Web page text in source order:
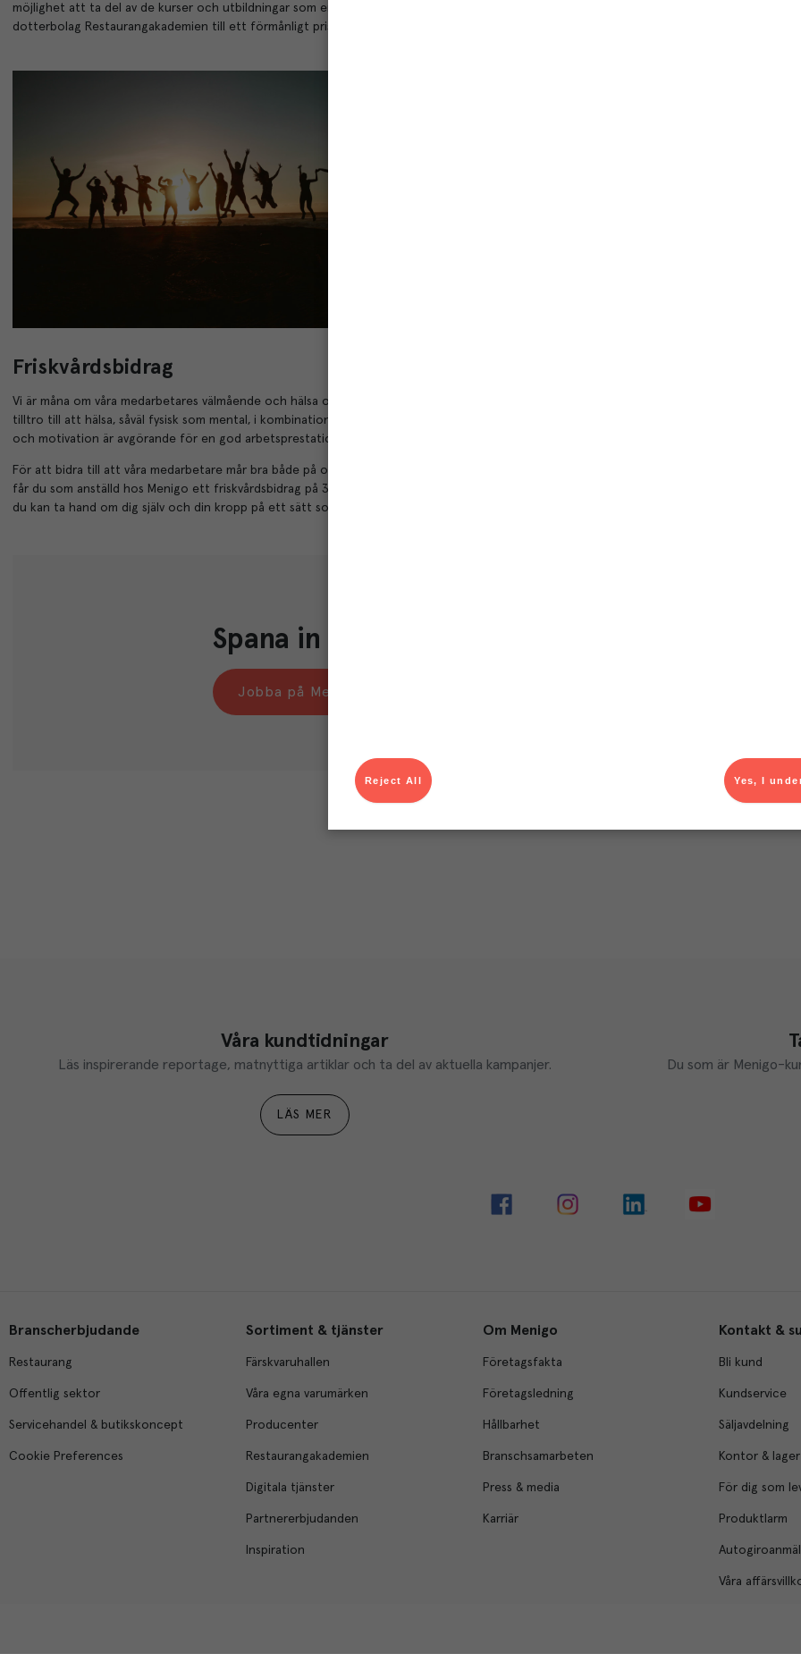
möjlighet att ta del av de kurser och utbildningar som erbjuds via vårt
dotterbolag Restaurangakademien till ett förmånligt pris.
Friskvårdsbidrag
Vi är måna om våra medarbetares välmående och hälsa och vi har en stark
tilltro till att hälsa, såväl fysisk som mental, i kombination med engagemang
och motivation är avgörande för en god arbetsprestation.
För att bidra till att våra medarbetare mår bra både på och utanför arbetet
får du som anställd hos Menigo ett friskvårdsbidrag på 3000 kronor – så att
du kan ta hand om dig själv och din kropp på ett sätt som passar just dig.
inkluderande arbetsplats erbjuder vi gratis mensskydd på alla
och lager. Vi är stolta över att genom vårt samarbete med
med och driva ett gemensamt förändringsarbete för att
Spana in våra lediga tjänster
Jobba på Menigo
Våra kundtidningar
Läs inspirerande reportage, matnyttiga artiklar och ta del av aktuella kampanjer.
LÄS MER
Du som är Menigo-
Branscherbjudande
Restaurang
Offentlig sektor
Servicehandel & butikskoncept
Cookie Preferences
Sortiment & tjänster
Färskvaruhallen
Våra egna varumärken
Producenter
Restaurangakademien
Digitala tjänster
Partnererbjudanden
Inspiration
Om Menigo
Företagsfakta
Företagsledning
Hållbarhet
Branschsamarbeten
Press & media
Karriär
Kontakt &
Bli kund
Kundservice
Säljavdelning
Kontor & lager
För dig som
Produktlarm
Våra
Yes, I
Reject All